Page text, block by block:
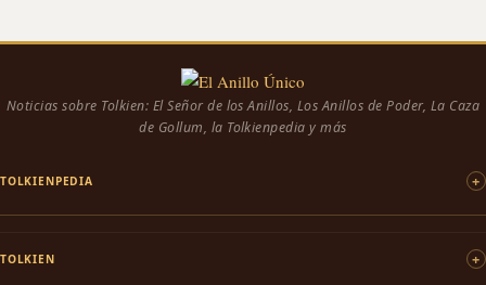
Noticias sobre Tolkien: El Señor de los Anillos, Los Anillos de Poder, La Caza
de Gollum, la Tolkienpedia y más
TOLKIENPEDIA
TOLKIEN